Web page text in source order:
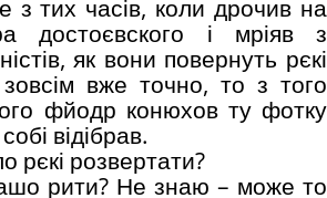
з тих часів, коли дрочив на
достоєвского і мріяв з
як вони повернуть рєкі
вже точно, то з того
фйодр конюхов ту фотку
відібрав.
рєкі розвертати?
рити? Не знаю – може то